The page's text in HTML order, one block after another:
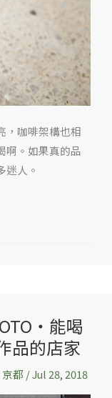
，咖啡架構也相
啊。如果真的品
迷人。
能喝
品的店家
都 /Jul 28, 2018